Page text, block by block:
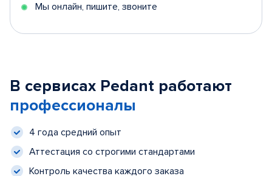
Мы онлайн, пишите, звоните
В сервисах Pedant работают
профессионалы
4 года средний опыт
Аттестация со строгими стандартами
Контроль качества каждого заказа